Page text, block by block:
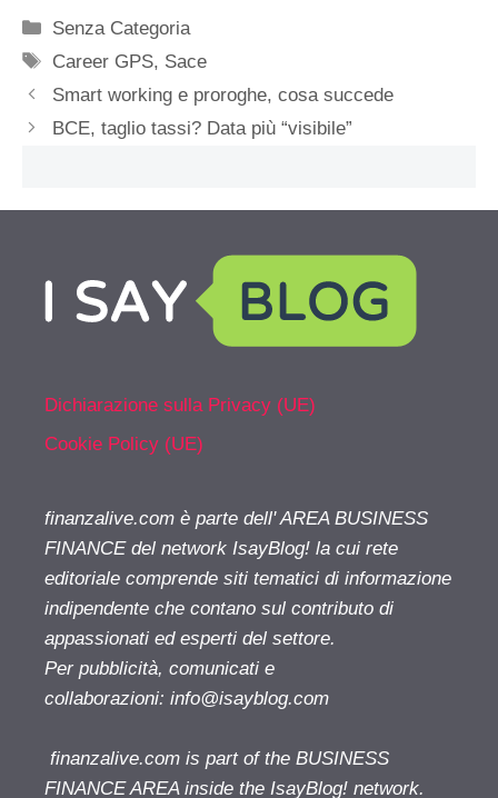
Categorie
Senza Categoria
Tag
Career GPS, Sace
Smart working e proroghe, cosa succede
BCE, taglio tassi? Data più “visibile”
Dichiarazione sulla Privacy (UE)
Cookie Policy (UE)
finanzalive.com è parte dell' AREA BUSINESS
FINANCE del network IsayBlog! la cui rete
editoriale comprende siti tematici di informazione
indipendente che contano sul contributo di
appassionati ed esperti del settore.
Per pubblicità, comunicati e
collaborazioni: info@isayblog.com
finanzalive.com is part of the BUSINESS
FINANCE AREA inside the IsayBlog! network.